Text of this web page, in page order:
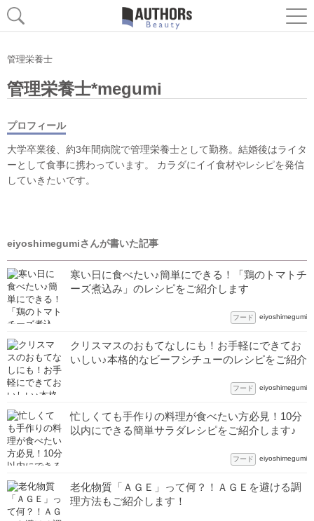
管理栄養士
管理栄養士*megumi
プロフィール
大学卒業後、約3年間病院で管理栄養士として勤務。結婚後はライタ
ーとして食事に携わっています。 カラダにイイ食材やレシピを発信
していきたいです。
eiyoshimegumiさんが書いた記事
寒い日に食べたい♪簡単にできる！「鶏のトマトチ
ーズ煮込み」のレシピをご紹介します
フード eiyoshimegumi
クリスマスのおもてなしにも！お手軽にできてお
いしい♪本格的なビーフシチューのレシピをご紹介
フード eiyoshimegumi
忙しくても手作りの料理が食べたい方必見！10分
以内にできる簡単サラダレシピをご紹介します♪
フード eiyoshimegumi
老化物質「ＡＧＥ」って何？！ＡＧＥを避ける調
理方法もご紹介します！